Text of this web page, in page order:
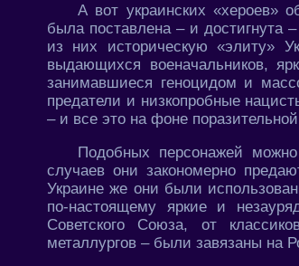
А вот украинских «хероев»
была поставлена – и достигнута
из них историческую «элиту»
выдающихся военачальников,
занимавшиеся геноцидом и
предатели и низкопробные
– и все это на фоне
Подобных персонажей
случаев они закономерно
Украине же они были
по-настоящему яркие и
Советского Союза, от
металлургов – были завязаны на